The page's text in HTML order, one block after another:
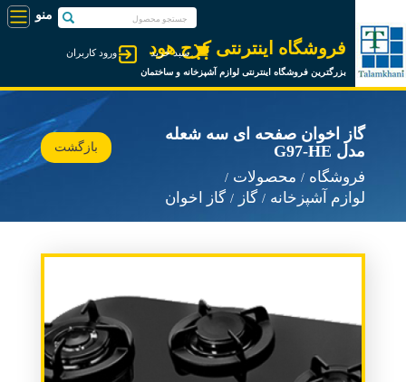
فروشگاه اینترنتی کرج هود
بزرگترین فروشگاه اینترنتی لوازم آشپزخانه و ساختمان
ورود کاربران سبد خرید
گاز اخوان صفحه ای سه شعله
مدل G97-HE
فروشگاه
محصولات
لوازم آشپزخانه
گاز گاز اخوان
بازگشت